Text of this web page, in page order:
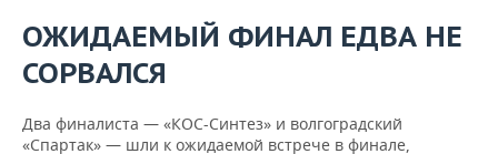
ХОККЕЙ С МЯЧОМ
ПРОИСШЕСТВИЯ
ОЖИДАЕМЫЙ ФИНАЛ ЕДВА НЕ
СОРВАЛСЯ
Два финалиста — «КОС-Синтез» и волгоградский
«Спартак» — шли к ожидаемой встрече в финале,